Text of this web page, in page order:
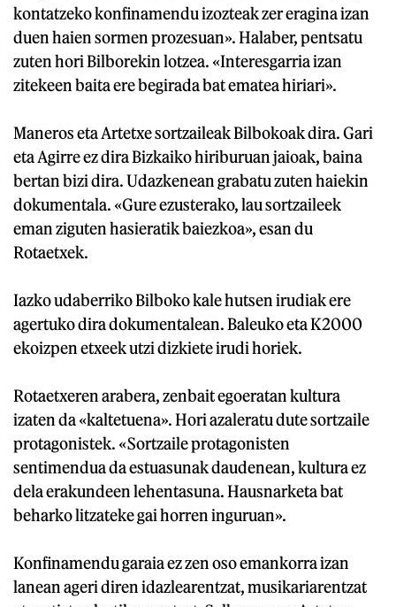
kontatzeko konfinamendu izozteak zer eragina izan
duen haien sormen prozesuan». Halaber, pentsatu
zuten hori Bilborekin lotzea. «Interesgarria izan
zitekeen baita ere begirada bat ematea hiriari».
Maneros eta Artetxe sortzaileak Bilbokoak dira. Gari
eta Agirre ez dira Bizkaiko hiriburuan jaioak, baina
bertan bizi dira. Udazkenean grabatu zuten haiekin
dokumentala. «Gure ezusterako, lau sortzaileek
eman ziguten hasieratik baiezkoa», esan du
Rotaetxek.
Iazko udaberriko Bilboko kale hutsen irudiak ere
agertuko dira dokumentalean. Baleuko eta K2000
ekoizpen etxeek utzi dizkiete irudi horiek.
Rotaetxeren arabera, zenbait egoeratan kultura
izaten da «kaltetuena». Hori azaleratu dute sortzaile
protagonistek. «Sortzaile protagonisten
sentimendua da estuasunak daudenean, kultura ez
dela erakundeen lehentasuna. Hausnarketa bat
beharko litzateke gai horren inguruan».
Konfinamendu garaia ez zen oso emankorra izan
lanean ageri diren idazlearentzat, musikariarentzat